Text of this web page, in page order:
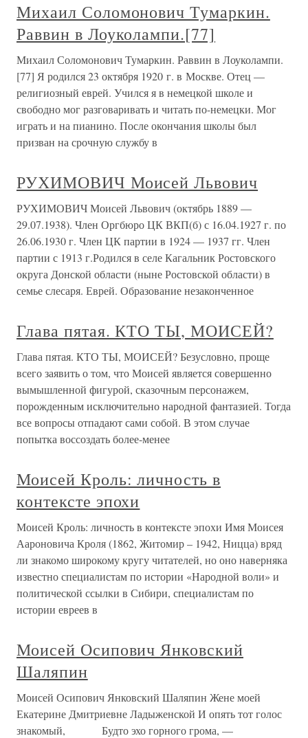
Михаил Соломонович Тумаркин.
Раввин в Лоуколампи.[77]
Михаил Соломонович Тумаркин. Раввин в Лоуколампи.
[77] Я родился 23 октября 1920 г. в Москве. Отец —
религиозный еврей. Учился я в немецкой школе и
свободно мог разговаривать и читать по-немецки. Мог
играть и на пианино. После окончания школы был
призван на срочную службу в
РУХИМОВИЧ Моисей Львович
РУХИМОВИЧ Моисей Львович (октябрь 1889 —
29.07.1938). Член Оргбюро ЦК ВКП(б) с 16.04.1927 г. по
26.06.1930 г. Член ЦК партии в 1924 — 1937 гг. Член
партии с 1913 г.Родился в селе Кагальник Ростовского
округа Донской области (ныне Ростовской области) в
семье слесаря. Еврей. Образование незаконченное
Глава пятая. КТО ТЫ, МОИСЕЙ?
Глава пятая. КТО ТЫ, МОИСЕЙ? Безусловно, проще
всего заявить о том, что Моисей является совершенно
вымышленной фигурой, сказочным персонажем,
порожденным исключительно народной фантазией. Тогда
все вопросы отпадают сами собой. В этом случае
попытка воссоздать более-менее
Моисей Кроль: личность в
контексте эпохи
Моисей Кроль: личность в контексте эпохи Имя Моисея
Аароновича Кроля (1862, Житомир – 1942, Ницца) вряд
ли знакомо широкому кругу читателей, но оно наверняка
известно специалистам по истории «Народной воли» и
политической ссылки в Сибири, специалистам по
истории евреев в
Моисей Осипович Янковский
Шаляпин
Моисей Осипович Янковский Шаляпин Жене моей
Екатерине Дмитриевне Ладыженской И опять тот голос
знакомый, Будто эхо горного грома, —